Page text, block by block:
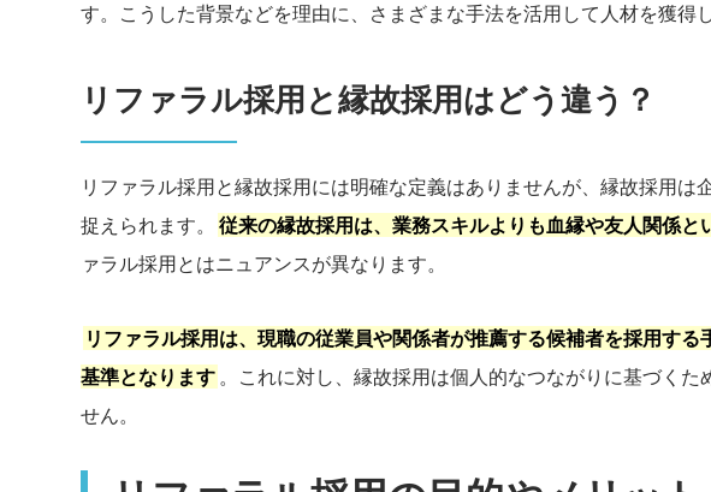
す。こうした背景などを理由に、さまざまな手法を活用して人材を獲得
リファラル採用と縁故採用はどう違う？
リファラル採用と縁故採用には明確な定義はありませんが、縁故採用
捉えられます。
従来の縁故採用は、業務スキルよりも血縁や友人関係と
ァラル採用とはニュアンスが異なります。
リファラル採用は、現職の従業員や関係者が推薦する候補者を採用す
基準となります 。これに対し、縁故採用は個人的なつながりに基づく
せん。